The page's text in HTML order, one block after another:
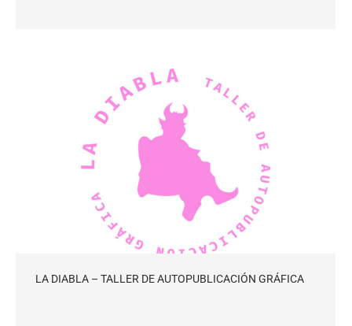
LA DIABLA – TALLER DE AUTOPUBLICACIÓN GRÁFICA